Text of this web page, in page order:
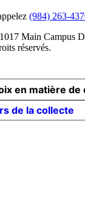
(984) 263-
Main Campus
réservés.
de la collecte
en matière